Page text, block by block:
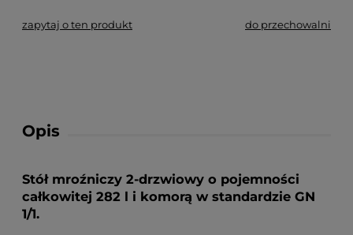
zapytaj o ten produkt do przechowalni
Opis
Stół mroźniczy 2-drzwiowy o pojemności
całkowitej 282 l i komorą w standardzie GN
1/1.